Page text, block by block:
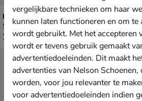
Nelson
Slippers - cognac
€ 79,99
79 ,99
Nelson
€
79,99
vergelijkbare technieken om haar
kunnen laten functioneren en om te
wordt gebruikt. Met het accepteren
wordt er tevens gebruik gemaakt
advertentiedoeleinden. Dit maakt
advertenties van Nelson
worden, voor jou relevanter te
voor advertentiedoeleinden indien